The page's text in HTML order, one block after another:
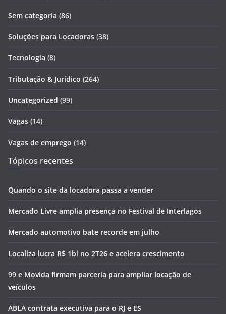
Sem categoria (86)
Soluções para Locadoras (38)
Tecnologia (8)
Tributação & Jurídico (264)
Uncategorized (99)
Vagas (14)
Vagas de emprego (14)
Tópicos recentes
Quando o site da locadora passa a vender
Mercado Livre amplia presença no Festival de Interlagos
Mercado automotivo bate recorde em julho
Localiza lucra R$ 1bi no 2T26 e acelera crescimento
99 e Movida firmam parceria para ampliar locação de
veículos
ABLA contrata executiva para o RJ e ES